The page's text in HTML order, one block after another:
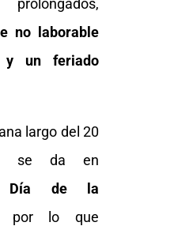
no laborable
y un feriado
largo del 20
se da en
Día de la
por lo que